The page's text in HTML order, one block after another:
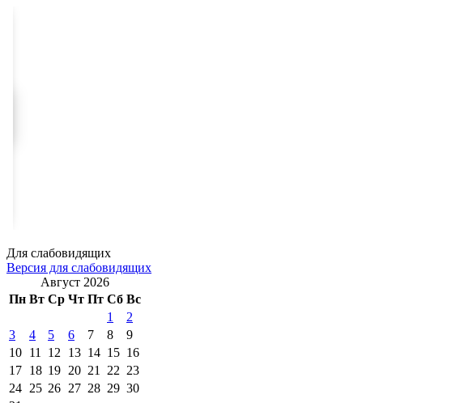
Для слабовидящих
Версия для слабовидящих
Август 2026
Пн Вт Ср Чт Пт Сб Вс
1
2
3
4 5 6 7 8
9
10 11 12 13 14 15 16
17 18 19 20 21 22 23
24 25 26 27 28 29 30